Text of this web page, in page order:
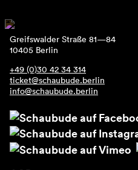
Ticket
Über uns
Greifswalder Straße 81—84
10405 Berlin
+49 (0)30 42 34 314
ticket@schaubude.berlin
info@schaubude.berlin